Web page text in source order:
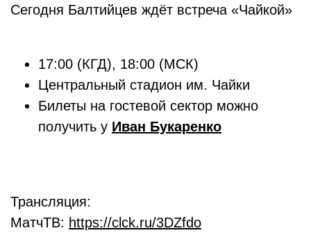
Сегодня Балтийцев ждёт встреча «Чайкой»
17:00 (КГД), 18:00 (МСК)
Центральный стадион им. Чайки
Билеты на гостевой сектор можно
получить у Иван Букаренко
Трансляция:
МатчТВ: https://clck.ru/3DZfdo